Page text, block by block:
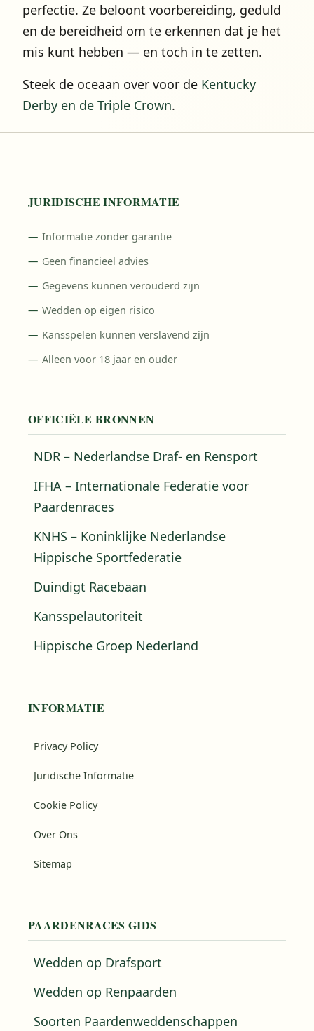
perfectie. Ze beloont voorbereiding, geduld
en de bereidheid om te erkennen dat je het
mis kunt hebben — en toch in te zetten.
Steek de oceaan over voor de Kentucky
Derby en de Triple Crown.
JURIDISCHE INFORMATIE
Informatie zonder garantie
Geen financieel advies
Gegevens kunnen verouderd zijn
Wedden op eigen risico
Kansspelen kunnen verslavend zijn
Alleen voor 18 jaar en ouder
OFFICIËLE BRONNEN
NDR – Nederlandse Draf- en Rensport
IFHA – Internationale Federatie voor
Paardenraces
KNHS – Koninklijke Nederlandse
Hippische Sportfederatie
Duindigt Racebaan
Kansspelautoriteit
Hippische Groep Nederland
INFORMATIE
Privacy Policy
Juridische Informatie
Cookie Policy
Over Ons
Sitemap
PAARDENRACES GIDS
Wedden op Drafsport
Wedden op Renpaarden
Soorten Paardenweddenschappen